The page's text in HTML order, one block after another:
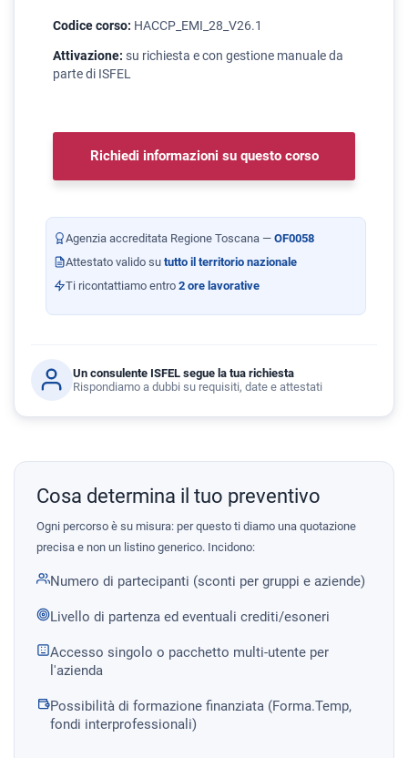
Codice corso: HACCP_EMI_28_V26.1
Attivazione: su richiesta e con gestione manuale da
parte di ISFEL
Richiedi informazioni su questo corso
Agenzia accreditata Regione Toscana — OF0058
Attestato valido su tutto il territorio nazionale
Ti ricontattiamo entro 2 ore lavorative
Un consulente ISFEL segue la tua richiesta
Rispondiamo a dubbi su requisiti, date e attestati
Cosa determina il tuo preventivo
Ogni percorso è su misura: per questo ti diamo una quotazione
precisa e non un listino generico. Incidono:
Numero di partecipanti (sconti per gruppi e aziende)
Livello di partenza ed eventuali crediti/esoneri
Accesso singolo o pacchetto multi-utente per
l'azienda
Possibilità di formazione finanziata (Forma.Temp,
fondi interprofessionali)